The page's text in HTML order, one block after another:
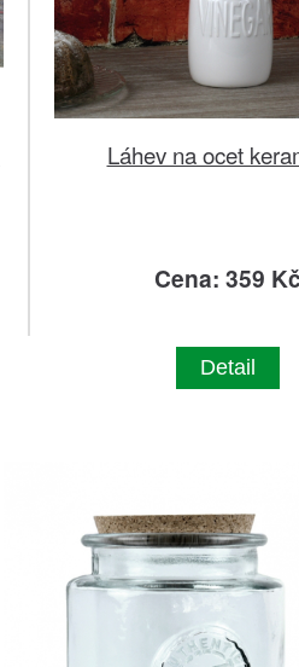
Láhev na ocet
Cena: 359 Kč
Detail